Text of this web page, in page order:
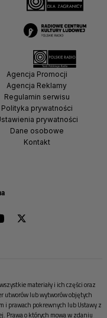
Agencja Promocji
Agencja Reklamy
Regulamin serwisu
Polityka prywatności
prywatności
Dane osobowe
Kontakt
materiały i ich części oraz
utworów lub wytworów objętych
i prawach pokrewnych lub Ustawy z
Prawa o których mowa w zdaniu